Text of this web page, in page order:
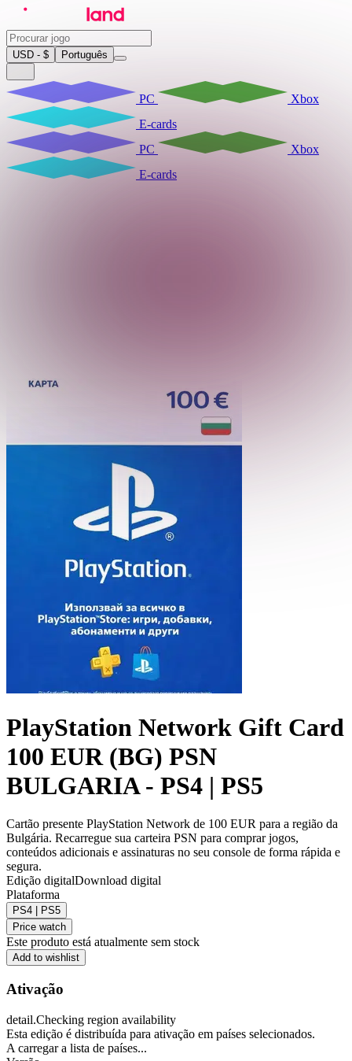
USD - $ Português
PC
Xbox
E-cards
PC
Xbox
E-cards
PlayStation Network Gift Card
100 EUR (BG) PSN
BULGARIA - PS4 | PS5
Cartão presente PlayStation Network de 100 EUR para a região da
Bulgária. Recarregue sua carteira PSN para comprar jogos,
conteúdos adicionais e assinaturas no seu console de forma rápida e
segura.
Edição digitalDownload digital
Plataforma
PS4 | PS5
Price watch
Este produto está atualmente sem stock
Add to wishlist
Ativação
detail.Checking region availability
Esta edição é distribuída para ativação em países selecionados.
A carregar a lista de países...